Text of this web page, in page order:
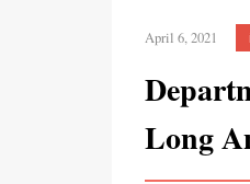
April 6, 2021
Long